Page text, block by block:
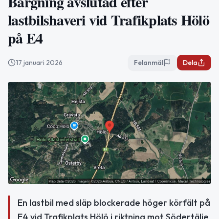
lastbilshaveri vid Trafikplats Hölö
på E4
17 januari 2026 Felanmäl Dela
En lastbil med släp blockerade höger körfält på